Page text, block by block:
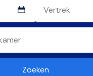
Zoeken